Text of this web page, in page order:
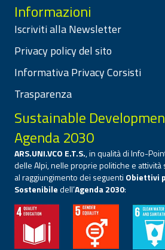
Informazioni
Iscriviti alla Newsletter
Privacy policy del sito
Informativa Privacy Corsisti
Trasparenza
Sustainable
Agenda 2030
ARS.UNI.VCO E.T.S., in qualità di Info-
delle Alpi, nelle proprie politiche e
al raggiungimento dei seguenti Obiettivi
Sostenibiledell’Agenda 2030: